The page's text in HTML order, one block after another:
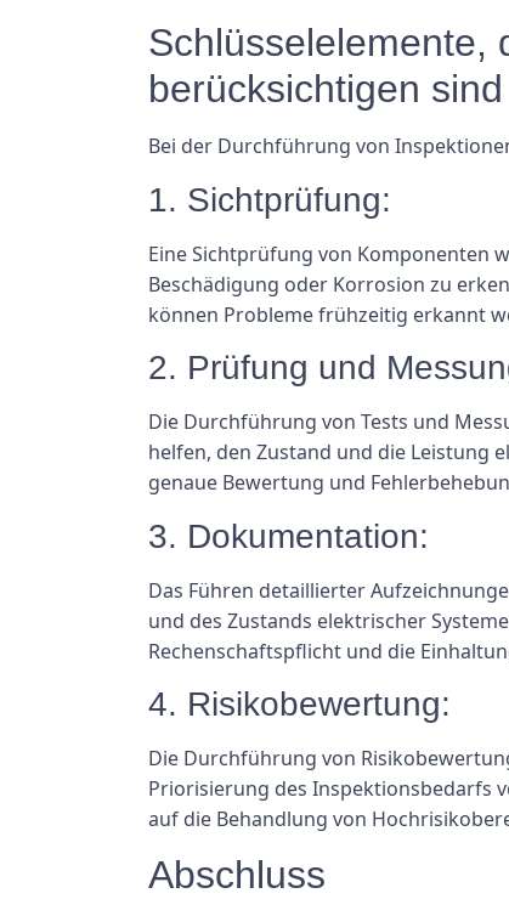
Schlüsselelemente,
berücksichtigen sind
Bei der Durchführung von
1. Sichtprüfung:
Eine Sichtprüfung von Komponenten
Beschädigung oder Korrosion zu
können Probleme frühzeitig erkannt
2. Prüfung und
Die Durchführung von Tests und
helfen, den Zustand und die Leistung
genaue Bewertung und
3. Dokumentation:
Das Führen detaillierter
und des Zustands elektrischer
Rechenschaftspflicht und die
4. Risikobewertung:
Die Durchführung von
Priorisierung des Inspektionsbedarfs
auf die Behandlung von
Abschluss